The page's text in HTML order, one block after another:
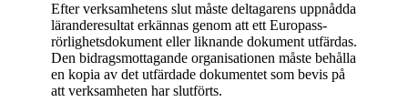
Efter verksamhetens slut måste deltagarens uppnådda
läranderesultat erkännas genom att ett Europass-
rörlighetsdokument eller liknande dokument utfärdas.
Den bidragsmottagande organisationen måste behålla
en kopia av det utfärdade dokumentet som bevis på
att verksamheten har slutförts.